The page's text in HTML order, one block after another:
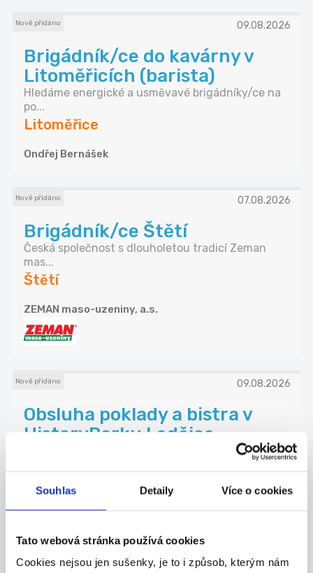
Souhlas Detaily Více o cookies
Tato webová stránka používá cookies
Cookies nejsou jen sušenky, je to i způsob, kterým nám
Nově přidáno 09.08.2026
Brigádník/ce do kavárny v
Litoměřicích (barista)
Hledáme energické a usměvavé brigádníky/ce na
po...
Litoměřice
Ondřej Bernášek
Nově přidáno 07.08.2026
Brigádník/ce Štětí
Česká společnost s dlouholetou tradicí Zeman
mas...
Štětí
ZEMAN maso-uzeniny, a.s.
Nově přidáno 09.08.2026
Obsluha poklady a bistra v
HistoryParku Ledčice
Na letní prázdniny hledáme zkušenou brigádnici,
Roudnice nad Labem
HistoryPark s.r.o.